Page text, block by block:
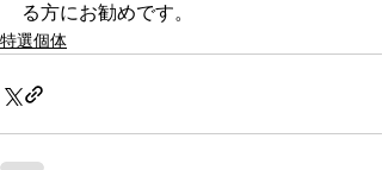
る方にお勧めです。
特選個体